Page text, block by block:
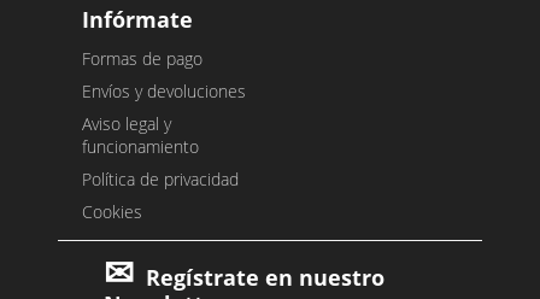
Infórmate
Formas de pago
Envíos y devoluciones
Aviso legal y
funcionamiento
Política de privacidad
Cookies
Regístrate en nuestro